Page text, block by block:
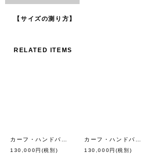
【サイズの測り方】
RELATED ITEMS
[
130,000円 (税別)
130,000円 (税別)